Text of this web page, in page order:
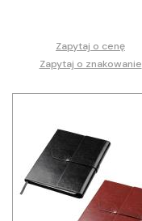
Zapytaj o cenę
Zapytaj o znakowanie